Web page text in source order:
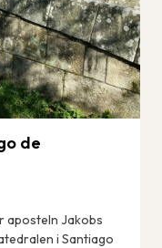
de
aposteln Jakobs
i Santiago